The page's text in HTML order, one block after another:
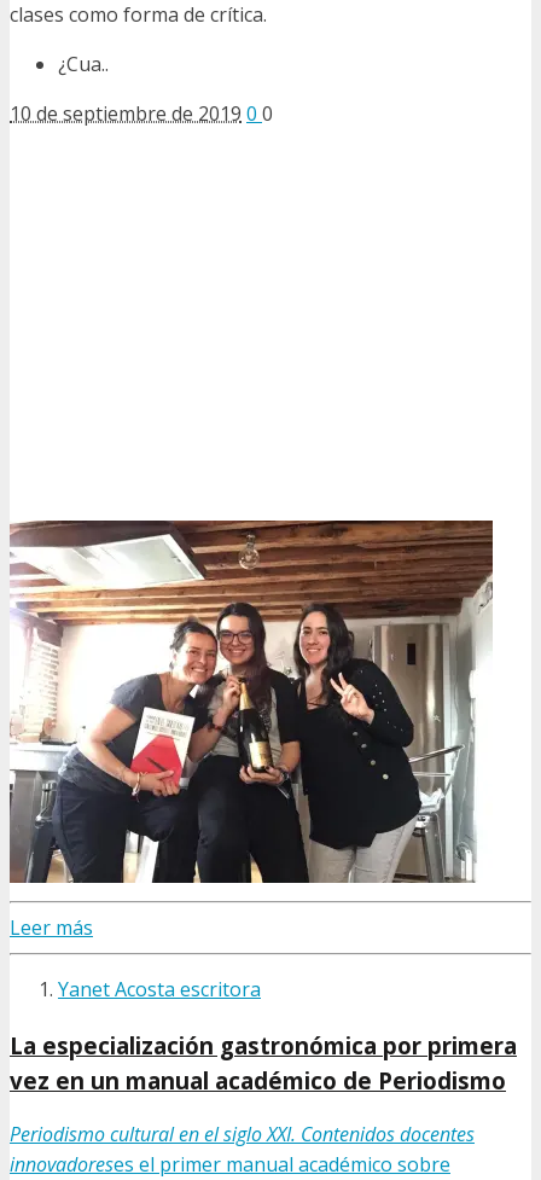
clases como forma de crítica.
¿Cua..
10 de septiembre de 2019 0 0
Leer más
Yanet Acosta escritora
La especialización gastronómica por primera
vez en un manual académico de Periodismo
Periodismo cultural en el siglo XXI. Contenidos docentes
innovadoreses el primer manual académico sobre